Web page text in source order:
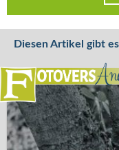
Diesen Artikel gibt